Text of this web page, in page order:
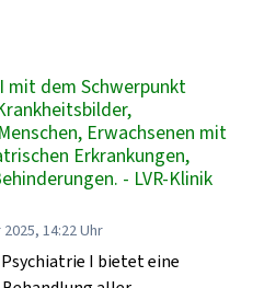
mit dem Schwerpunkt
Erwachsenen mit
Erkrankungen,
- LVR-Klinik
14:22 Uhr
I bietet eine